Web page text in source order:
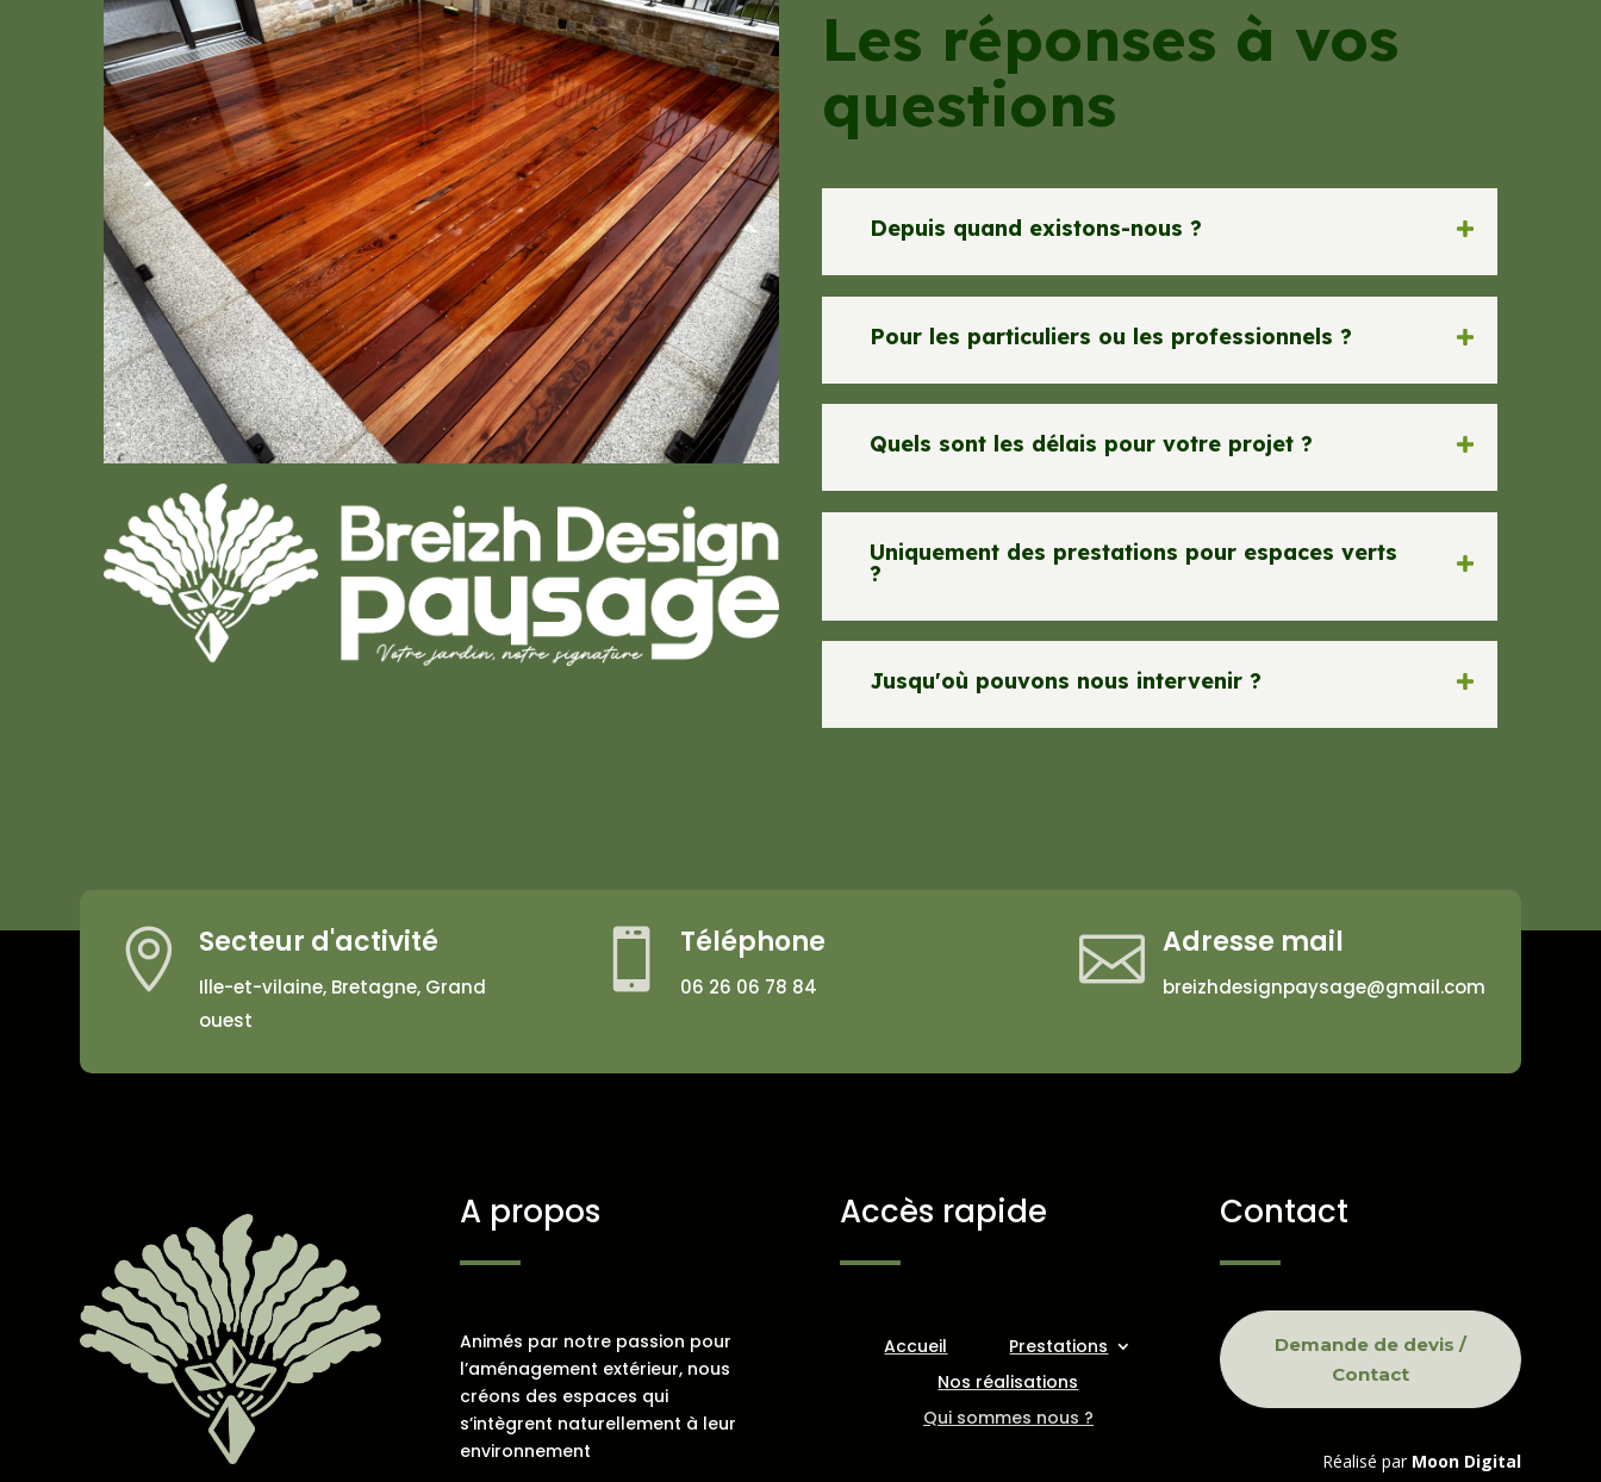
Les réponses à vos
questions
Depuis quand existons-nous ?
Pour les particuliers ou les professionnels ?
Quels sont les délais pour votre projet ?
Uniquement des prestations pour espaces verts
?
Jusqu'où pouvons nous intervenir ?
 Secteur d'activité
Ille-et-vilaine, Bretagne, Grand
ouest
 Téléphone
06 26 06 78 84  Adresse mail
breizhdesignpaysage@gmail.com
A propos
Animés par notre passion pour
l’aménagement extérieur, nous
créons des espaces qui
s’intègrent naturellement à leur
environnement
Accès rapide
Accueil
Prestations
Nos réalisations
Qui sommes nous ?
Contact
Demande de devis /
Contact
Réalisé par Moon Digital